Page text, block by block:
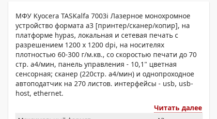
МФУ Kyocera TASKalfa 7003i Лазерное монохромное
устройство формата a3 [принтер/сканер/копир], на
платформе hypas, локальная и сетевая печать с
разрешением 1200 x 1200 dpi, на носителях
плотностью 60-300 г/м.кв., со скоростью печати до 70
стр. а4/мин, панель управления - 10,1" цветная
сенсорная; сканер (220стр. а4/мин) и однопроходное
автоподатчик на 270 листов. интерфейсы - usb, usb-
host, ethernet.
Читать далее